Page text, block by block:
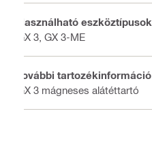
Használható eszköztípusok
GX 3, GX 3-ME
További tartozékinformáció
GX 3 mágneses alátéttartó